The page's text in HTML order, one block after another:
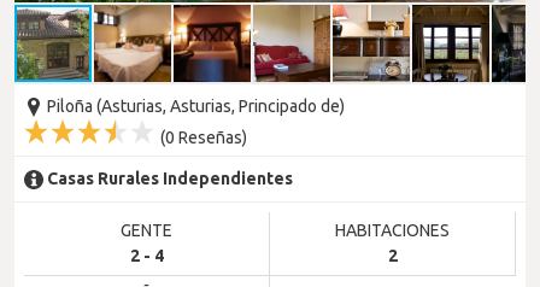
Piloña (Asturias, Asturias, Principado de)
(0 Reseñas)
Casas Rurales Independientes
GENTE
2 - 4
HABITACIONES
2